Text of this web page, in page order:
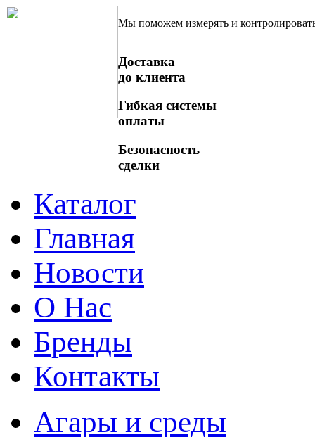
Мы поможем измерять и
Доставка
до клиента
Гибкая системы
оплаты
Безопасность
сделки
Каталог
Главная
Новости
О Нас
Бренды
Контакты
Агары и среды